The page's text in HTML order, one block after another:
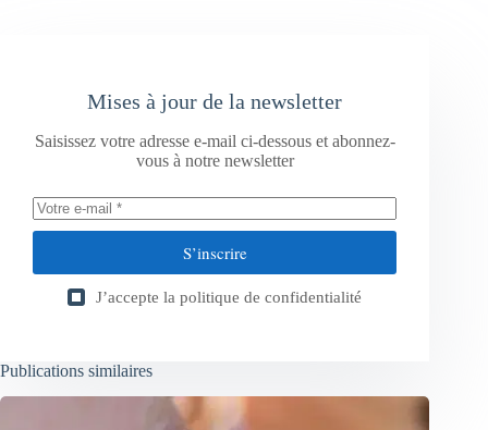
Mises à jour de la newsletter
Saisissez votre adresse e-mail ci-dessous et abonnez-
vous à notre newsletter
S’inscrire
J’accepte la politique de confidentialité
Publications similaires